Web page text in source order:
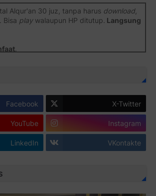
Alqur'an 30 juz, tanpa harus download,
Bisa playwalaupun HP ditutup. Langsung
.
2bFSrtF
2b8SXi3
2b8RZm3
Facebook X-Twitter
YouTube Instagram
LinkedIn VKontakte